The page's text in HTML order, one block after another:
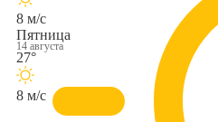
8 м/с
Пятница
14 августа
27°
8 м/с